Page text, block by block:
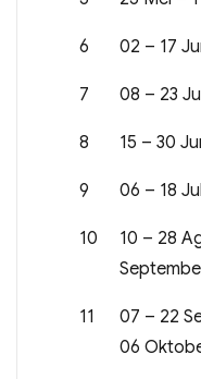
6 02 – 17
7 08 – 23
8 15 – 30
9 06 – 18
10
10 – 28
11
07 – 22
06